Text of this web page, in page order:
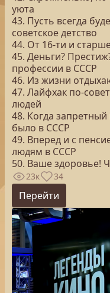
уюта
43. Пусть всегда
советское детство
44. От 16-ти и
45. Деньги?
профессии в СССР
46. Из жизни
47. Лайфхак по-
людей
48. Когда
было в СССР
49. Вперед и с
людям в СССР
50. Ваше здоровье!
23к 34
Перейти